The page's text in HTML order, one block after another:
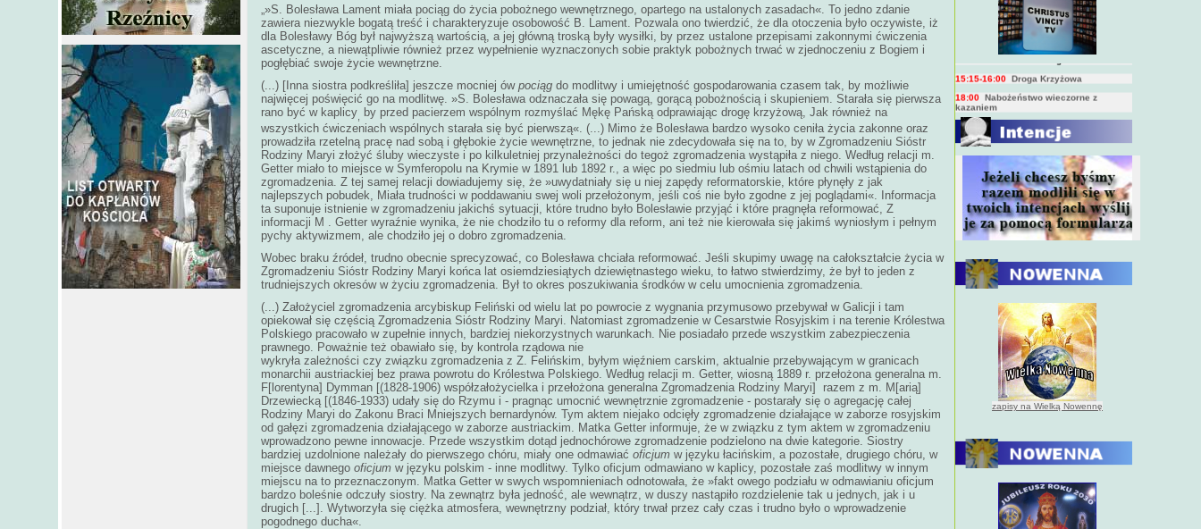
„»S. Bolesława Lament miała pociąg do życia pobożnego wewnętrznego, opartego na ustalonych zasadach«. To jedno zdanie
zawiera niezwykle bogatą treść i charakteryzuje osobowość B. Lament. Pozwala ono twierdzić, że dla otoczenia było oczywiste, iż
dla Bolesławy Bóg był najwyższą wartością, a jej główną troską były wysiłki, by przez ustalone przepisami zakonnymi ćwiczenia
ascetyczne, a niewątpliwie również przez wypełnienie wyznaczonych sobie praktyk pobożnych trwać w zjednoczeniu z Bogiem i
pogłębiać swoje życie wewnętrzne.
(...) [Inna siostra podkreśliła] jeszcze mocniej ów pociągdo modlitwy i umiejętność gospodarowania czasem tak, by możliwie
najwięcej poświęcić go na modlitwę. »S. Bolesława odznaczała się powagą, gorącą pobożnością i skupieniem. Starała się pierwsza
rano być w kaplicy
by przed pacierzem wspólnym rozmyślać Mękę Pańską odprawiając drogę krzyżową, Jak również na
wszystkich ćwiczeniach wspólnych starała się być pierwszą«. (...) Mimo że Bolesława bardzo wysoko ceniła życia zakonne oraz
prowadziła rzetelną pracę nad sobą i głębokie życie wewnętrzne, to jednak nie zdecydowała się na to, by w Zgromadzeniu Sióstr
Rodziny Maryi złożyć śluby wieczyste i po kilkuletniej przynależności do tegoż zgromadzenia wystąpiła z niego. Według relacji m.
Getter miało to miejsce w Symferopolu na Krymie w 1891 lub 1892 r., a więc po siedmiu lub ośmiu latach od chwili wstąpienia do
zgromadzenia. Z tej samej relacji dowiadujemy się, że »uwydatniały się u niej zapędy reformatorskie, które płynęły z jak
najlepszych pobudek, Miała trudności w poddawaniu swej woli przełożonym, jeśli coś nie było zgodne z jej poglądami«. Informacja
ta suponuje istnienie w zgromadzeniu jakichś sytuacji, które trudno było Bolesławie przyjąć i które pragnęła reformować, Z
informacji M . Getter wyraźnie wynika, że nie chodziło tu o reformy dla reform, ani też nie kierowała się jakimś wyniosłym i pełnym
pychy aktywizmem, ale chodziło jej o dobro zgromadzenia.
Wobec braku źródeł, trudno obecnie sprecyzować, co Bolesława chciała reformować. Jeśli skupimy uwagę na całokształcie życia w
Zgromadzeniu Sióstr Rodziny Maryi końca lat osiemdziesiątych dziewiętnastego wieku, to łatwo stwierdzimy, że był to jeden z
trudniejszych okresów w życiu zgromadzenia. Był to okres poszukiwania środków w celu umocnienia zgromadzenia.
(...) Założyciel zgromadzenia arcybiskup Feliński od wielu lat po powrocie z wygnania przymusowo przebywał w Galicji i tam
opiekował się częścią Zgromadzenia Sióstr Rodziny Maryi. Natomiast zgromadzenie w Cesarstwie Rosyjskim i na terenie Królestwa
Polskiego pracowało w zupełnie innych, bardziej niekorzystnych warunkach. Nie posiadało przede wszystkim zabezpieczenia
prawnego. Poważnie też obawiało się, by kontrola rządowa nie
wykryła zależności czy związku zgromadzenia z Z. Felińskim, byłym więźniem carskim, aktualnie przebywającym w granicach
monarchii austriackiej bez prawa powrotu do Królestwa Polskiego. Według relacji m. Getter, wiosną 1889 r. przełożona generalna m.
F[lorentyna] Dymman [(1828-1906) współzałożycielka i przełożona generalna Zgromadzenia Rodziny Maryi] razem z m. M[arią]
Drzewiecką [(1846-1933) udały się do Rzymu i - pragnąc umocnić wewnętrznie zgromadzenie - postarały się o agregację całej
Rodziny Maryi do Zakonu Braci Mniejszych bernardynów. Tym aktem niejako odcięły zgromadzenie działające w zaborze rosyjskim
od gałęzi zgromadzenia działającego w zaborze austriackim. Matka Getter informuje, że w związku z tym aktem w zgromadzeniu
wprowadzono pewne innowacje. Przede wszystkim dotąd jednochórowe zgromadzenie podzielono na dwie kategorie. Siostry
bardziej uzdolnione należały do pierwszego chóru, miały one odmawiać oficjumw języku łacińskim, a pozostałe, drugiego chóru, w
miejsce dawnego oficjumw języku polskim - inne modlitwy. Tylko oficjum odmawiano w kaplicy, pozostałe zaś modlitwy w innym
miejscu na to przeznaczonym. Matka Getter w swych wspomnieniach odnotowała, że »fakt owego podziału w odmawianiu oficjum
bardzo boleśnie odczuły siostry. Na zewnątrz była jedność, ale wewnątrz, w duszy nastąpiło rozdzielenie tak u jednych, jak i u
drugich [...]. Wytworzyła się ciężka atmosfera, wewnętrzny podział, który trwał przez cały czas i trudno było o wprowadzenie
pogodnego ducha«.
Msza święta
Koronka do Bożego Miłosierdzia
15:15-16:00
Droga Krzyżowa
kazaniem
10:00 Niedzielna Msza święta w miarę
możliwości ks. Piotra
zapisy na Wielką Nowennę